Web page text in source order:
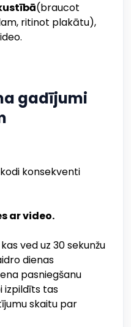
(braucot
ritinot plakātu),
gadījumi
konsekventi
ar video.
ved uz 30 sekunžu
dienas
pasniegšanu
izpildīts tas
skaitu par